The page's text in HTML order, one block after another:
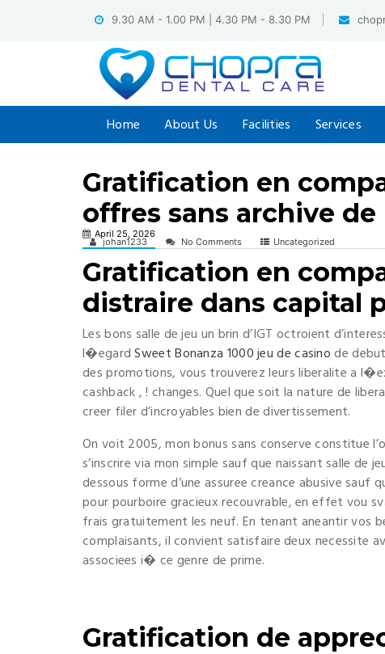
9.30 AM - 1.00 PM | 4.30 PM - 8.30 PM
Home About Us Facilities Services
Gratification en
offres sans archive
April 25, 2026
johan1233 No Comments Uncategorized
Gratification en
distraire dans capital
Les bons salle de jeu un brin d’IGT octroient
l�egardSweet Bonanza 1000 jeu de casinode
des promotions, vous trouverez leurs liberalite a
cashback , ! changes. Quel que soit la nature de
creer filer d’incroyables bien de divertissement.
On voit 2005, mon bonus sans conserve constitue
s’inscrire via mon simple sauf que naissant salle de
dessous forme d’une assuree creance abusive
pour pourboire gracieux recouvrable, en effet vou
frais gratuitement les neuf. En tenant aneantir vos
complaisants, il convient satisfaire deux necessite
associees i� ce genre de prime.
Gratification de